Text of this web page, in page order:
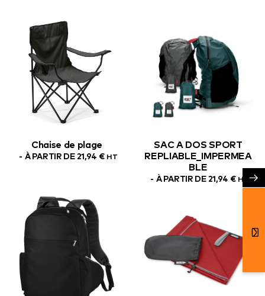
Chaise de plage
À PARTIR DE21,94 € HT
SAC A DOS SPORT
REPLIABLE_IMPERMEA
BLE
À PARTIR DE21,94 € HT →